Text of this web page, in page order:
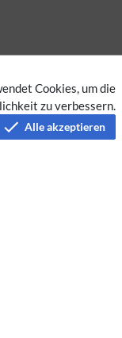
Cookies, um die
zu verbessern.
Alle akzeptieren